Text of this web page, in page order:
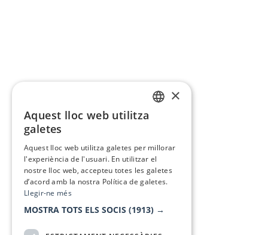
×
Aquest lloc web utilitza
galetes
Aquest lloc web utilitza galetes per millorar
l'experiència de l'usuari. En utilitzar el
nostre lloc web, accepteu totes les galetes
d’acord amb la nostra Política de galetes.
Llegir-ne més
MOSTRA TOTS ELS SOCIS (1913) →